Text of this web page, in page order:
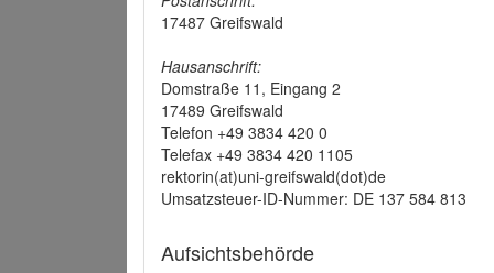
17487 Greifswald
Hausanschrift:
Domstraße 11, Eingang 2
17489 Greifswald
Telefon +49 3834 420 0
Telefax +49 3834 420 1105
rektorin(at)uni-greifswald(dot)de
Umsatzsteuer-ID-Nummer: DE 137 584 813
Aufsichtsbehörde